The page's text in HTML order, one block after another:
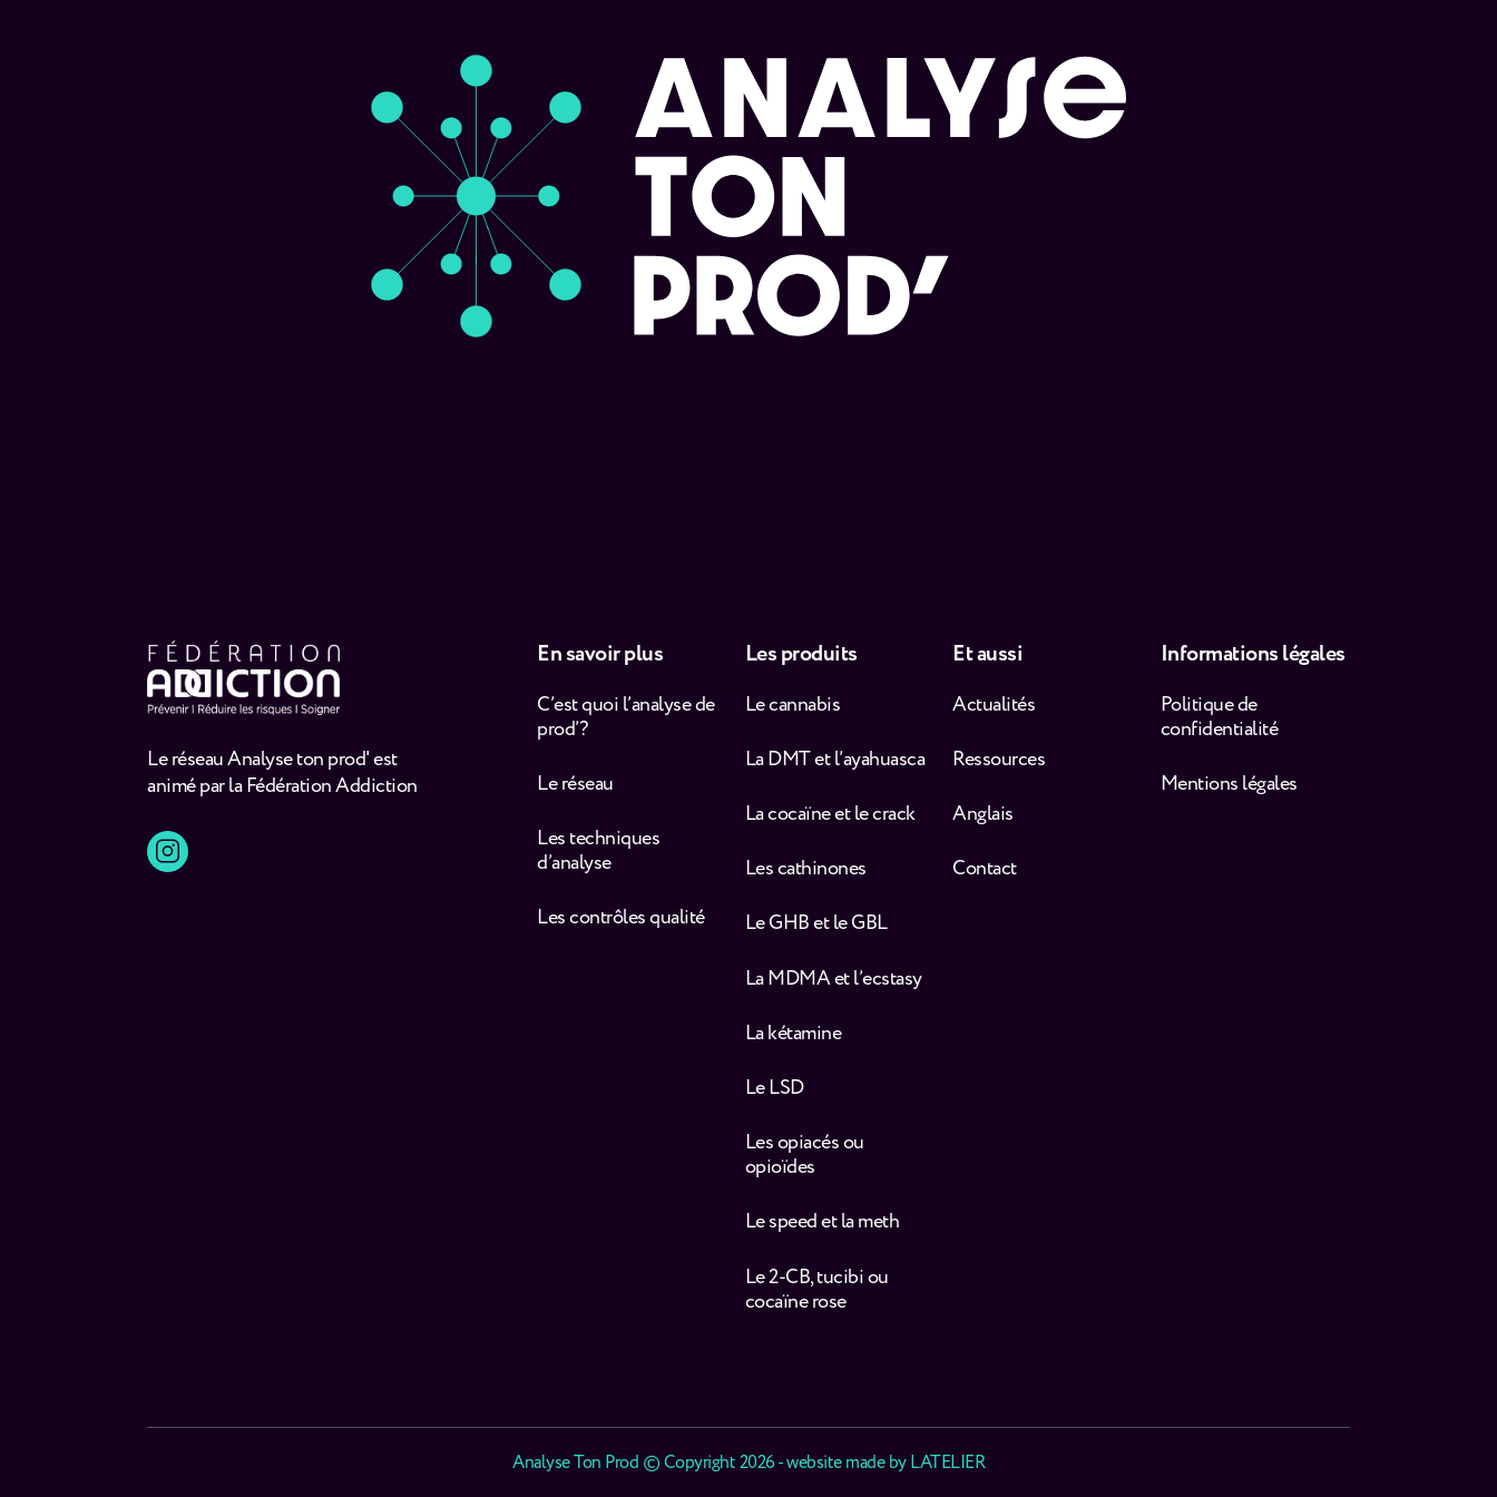
Le réseau Analyse ton prod' est
animé par la Fédération Addiction
En savoir plus
C’est quoi l’analyse de
prod’ ?
Le réseau
Les techniques
d’analyse
Les contrôles qualité
Les produits
Le cannabis
La DMT et l’ayahuasca
La cocaïne et le crack
Les cathinones
Le GHB et le GBL
La MDMA et l’ecstasy
La kétamine
Le LSD
Les opiacés ou
opioïdes
Le speed et la meth
Le 2-CB, tucibi ou
cocaïne rose
Et aussi
Actualités
Ressources
Anglais
Contact
Informations légales
Politique de
confidentialité
Mentions légales
Analyse Ton Prod © Copyright 2026 - website made byLATELIER